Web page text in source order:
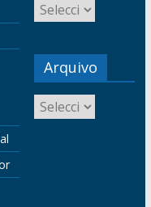
Arquivo